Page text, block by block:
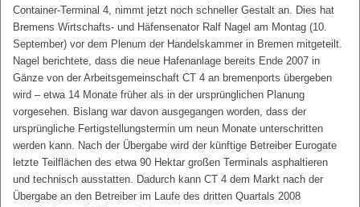
Container-Terminal 4, nimmt jetzt noch schneller Gestalt an. Dies hat
Bremens Wirtschafts- und Häfensenator Ralf Nagel am Montag (10.
September) vor dem Plenum der Handelskammer in Bremen mitgeteilt.
Nagel berichtete, dass die neue Hafenanlage bereits Ende 2007 in
Gänze von der Arbeitsgemeinschaft CT 4 an bremenports übergeben
wird – etwa 14 Monate früher als in der ursprünglichen Planung
vorgesehen. Bislang war davon ausgegangen worden, dass der
ursprüngliche Fertigstellungstermin um neun Monate unterschritten
werden kann. Nach der Übergabe wird der künftige Betreiber Eurogate
letzte Teilflächen des etwa 90 Hektar großen Terminals asphaltieren
und technisch ausstatten. Dadurch kann CT 4 dem Markt nach der
Übergabe an den Betreiber im Laufe des dritten Quartals 2008